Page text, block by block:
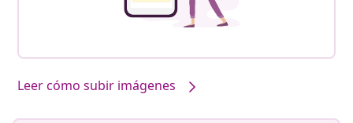
Leer cómo subir imágenes